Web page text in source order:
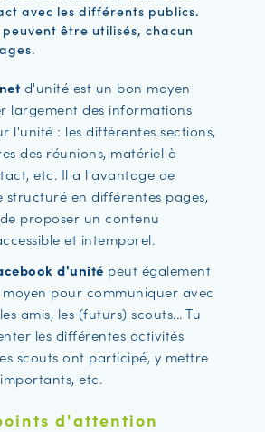
avec les différents publics.
être utilisés, chacun
d'unité est un bon moyen
largement des informations
l'unité : les différentes sections,
des réunions, matériel à
etc. Il a l'avantage de
structuré en différentes pages,
proposer un contenu
et intemporel.
d'unité peut également
pour communiquer avec
amis, les (futurs) scouts... Tu
les différentes activités
scouts ont participé, y mettre
etc.
d'attention